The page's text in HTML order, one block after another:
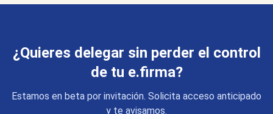
¿Quieres delegar sin perder el control
de tu e.firma?
Estamos en beta por invitación. Solicita acceso anticipado
y te avisamos.